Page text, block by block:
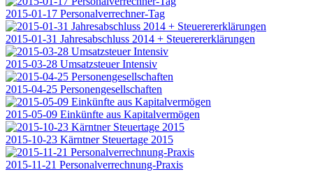
2015-01-17 Personalverrechner-Tag
2015-01-31 Jahresabschluss 2014 + Steuerererklärungen
2015-03-28 Umsatzsteuer Intensiv
2015-04-25 Personengesellschaften
2015-05-09 Einkünfte aus Kapitalvermögen
2015-10-23 Kärntner Steuertage 2015
2015-11-21 Personalverrechnung-Praxis